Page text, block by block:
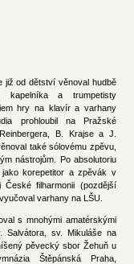
již od dětství věnoval hudbě
kapelníka a trumpetisty
hry na klavír a varhany
prohloubil na Pražské
B. Krajse a J.
také sólovému zpěvu,
nástrojům. Po absolutoriu
korepetitor a zpěvák v
filharmonii (pozdější
varhany na LŠU.
s mnohými amatérskými
Salvátora, sv. Mikuláše na
pěvecký sbor Žehuň u
Štěpánská Praha,